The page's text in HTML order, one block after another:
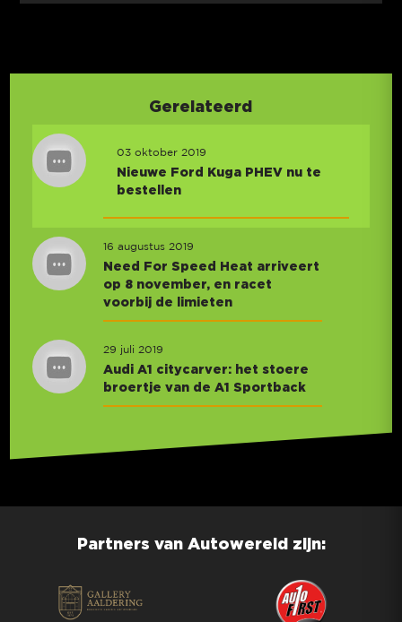
Gerelateerd
03 oktober 2019
Nieuwe Ford Kuga PHEV nu te
bestellen
16 augustus 2019
Need For Speed Heat arriveert
op 8 november, en racet
voorbij de limieten
29 juli 2019
Audi A1 citycarver: het stoere
broertje van de A1 Sportback
Partners van Autowereld zijn: